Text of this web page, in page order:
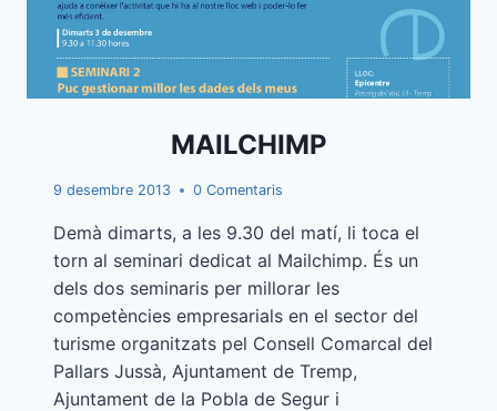
MAILCHIMP
9 desembre 2013 0 Comentaris
Demà dimarts, a les 9.30 del matí, li toca el
torn al seminari dedicat al Mailchimp. És un
dels dos seminaris per millorar les
competències empresarials en el sector del
turisme organitzats pel Consell Comarcal del
Pallars Jussà, Ajuntament de Tremp,
Ajuntament de la Pobla de Segur i